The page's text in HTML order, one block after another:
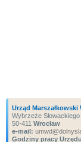
Urząd
Wybrzeże
50-411 Wrocław
e-mail:
Godziny pracy